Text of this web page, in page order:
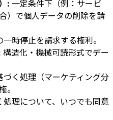
: 一定条件下（例：サービ
）で個人データの削除を請
時停止を請求する権利。
構造化・機械可読形式でデー
づく処理（マーケティング分
。
処理について、いつでも同意